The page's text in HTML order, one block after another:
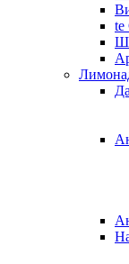
te